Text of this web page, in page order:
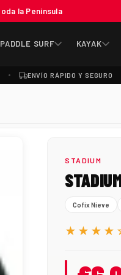
la Península
PADDLE SURF KAYAK
ENVÍO RÁPIDO Y SEGURO
STADIUM
Cofix Nieve